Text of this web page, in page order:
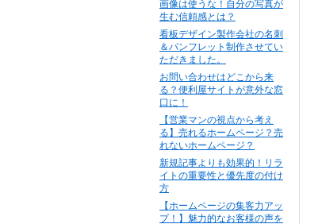
画像は使うな！自分の写真が
生む信頼感とは？
看板デザイン製作会社の名刺
＆パンフレット制作させてい
ただきました。
お問い合わせはどこから来
る？便利屋サイトが意外な窓
口に！
【営業マンの視点から考え
る】売れるホームページ？売
れないホームページ？
新規記事よりも効果的！リラ
イトの重要性と優先度の付け
方
【ホームページの集客力アッ
プ！】魅力的なお客様の声を